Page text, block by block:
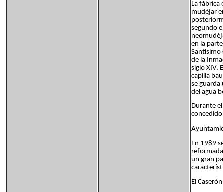
La fábrica
mudéjar
segundo
en la
Santísimo
de la
siglo XIV.
capilla
se guarda
del agua
Durante
En 1989
un gran
El Caserón